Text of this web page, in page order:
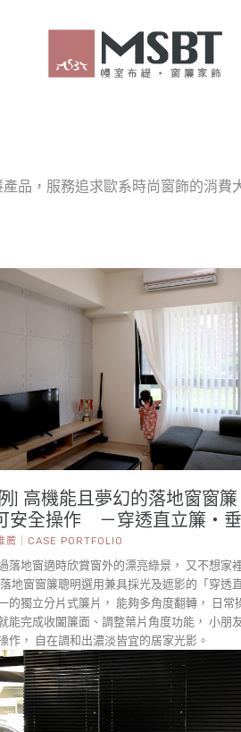
品，服務追求歐系時尚窗飾的消
] 高機能且夢幻的落地窗窗
安全操作 －穿透直立簾・
薦｜CASE PORTFOLIO
落地窗適時欣賞窗外的漂亮綠景， 又不想家
地窗窗簾聰明選用兼具採光及遮影的「穿透直
的獨立分片式簾片， 能夠多角度翻轉， 日常
能完成收闔簾面、調整葉片角度功能， 小朋
作， 自在調和出濃淡皆宜的居家光影。